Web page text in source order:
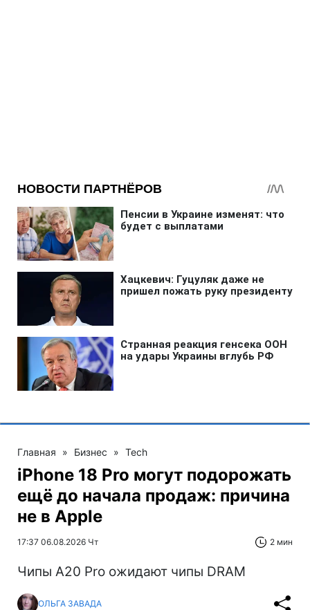
Главная » Бизнес » Tech
iPhone 18 Pro могут подорожать
ещё до начала продаж: причина
не в Apple
17:37 06.08.2026 Чт 2 мин
Чипы A20 Pro ожидают чипы DRAM
ОЛЬГА ЗАВАДА